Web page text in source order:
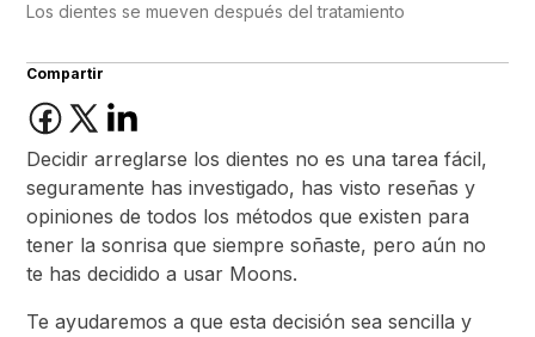
Los dientes se mueven después del tratamiento
Compartir
Decidir arreglarse los dientes no es una tarea fácil,
seguramente has investigado, has visto reseñas y
opiniones de todos los métodos que existen para
tener la sonrisa que siempre soñaste, pero aún no
te has decidido a usar Moons.
Te ayudaremos a que esta decisión sea sencilla y